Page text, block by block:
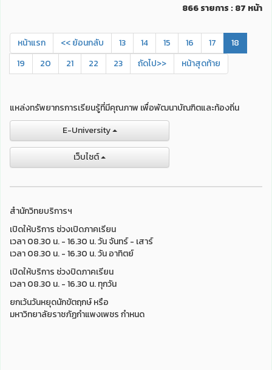
866 รายการ : 87 หน้า
หน้าแรก << ย้อนกลับ 13 14 15 16 17
18
19
20 21 22 23 ถัดไป>> หน้าสุดท้าย
แหล่งทรัพยากรการเรียนรู้ที่มีคุณภาพ เพื่อพัฒนาบัณฑิตและท้องถิ่น
E-University
เว็บไชต์
สำนักวิทยบริการฯ
เปิดให้บริการ ช่วงเปิดภาคเรียน
เวลา 08.30 น. - 16.30 น. วัน จันทร์ - เสาร์
เวลา 08.30 น. - 16.30 น. วัน อาทิตย์
เปิดให้บริการ ช่วงปิดภาคเรียน
เวลา 08.30 น. - 16.30 น. ทุกวัน
ยกเว้นวันหยุดนักขัตฤกษ์ หรือ
มหาวิทยาลัยราชภัฏกำแพงเพชร กำหนด